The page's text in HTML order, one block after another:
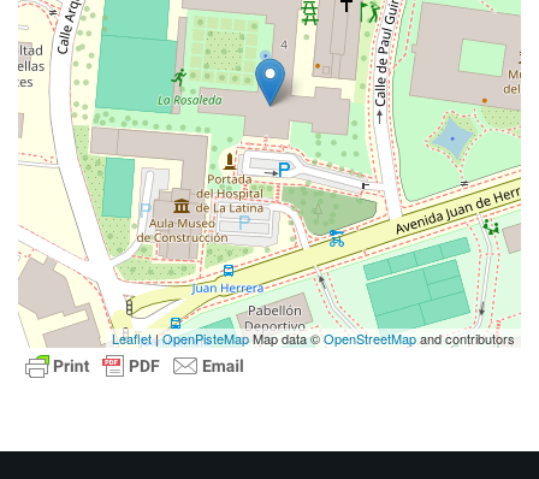
Leaflet|OpenPisteMapMap data ©OpenStreetMapand contributors